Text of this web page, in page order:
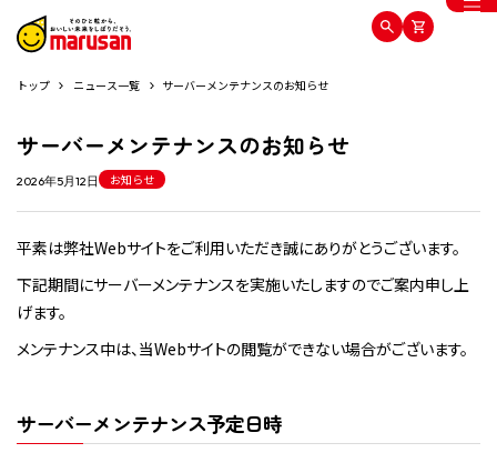
トップ ニュース一覧 サーバーメンテナンスのお知らせ
サーバーメンテナンスのお知らせ
2026年5月12日 お知らせ
平素は弊社Webサイトをご利用いただき誠にありがとうございます。
下記期間にサーバーメンテナンスを実施いたしますのでご案内申し上
げます。
メンテナンス中は、当Webサイトの閲覧ができない場合がございます。
サーバーメンテナンス予定日時